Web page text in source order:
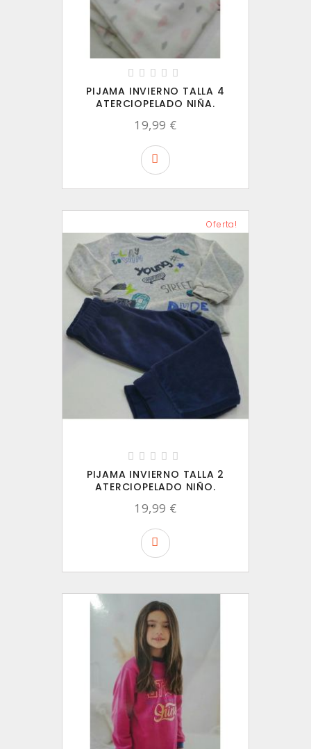
PIJAMA INVIERNO TALLA 4
ATERCIOPELADO NIÑA.
19,99 €
Oferta!
PIJAMA INVIERNO TALLA 2
ATERCIOPELADO NIÑO.
19,99 €